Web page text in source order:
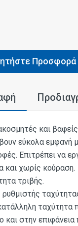
Προσφορά
και
εύκολα εμφανή
Επιτρέπει να
και χωρίς κούραση.
τριβής.
ρυθμιστής
ταχύτητα
και στην επιφάνεια